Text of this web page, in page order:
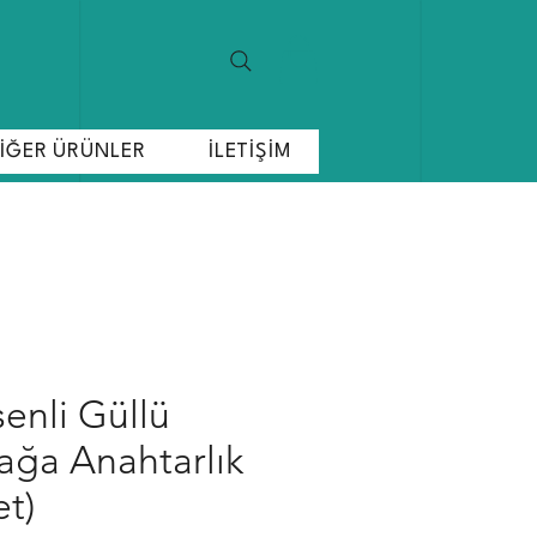
ÜRÜNLER İLETİŞİM
Güllü
Anahtarlık